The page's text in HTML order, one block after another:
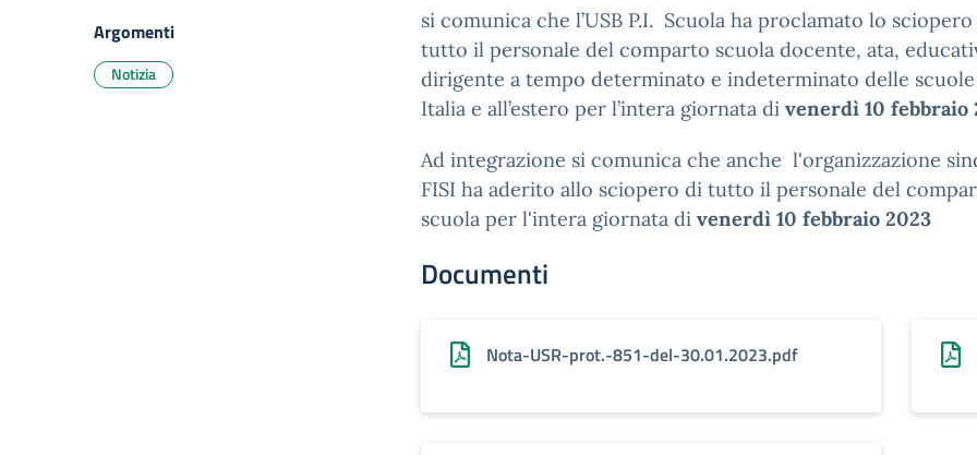
si comunica che l’USB P.I. Scuola ha proclamato lo
tutto il personale del comparto scuola docente, ata,
dirigente a tempo determinato e indeterminato delle
Italia e all’estero per l’intera giornata di venerdì 10 febbraio
Ad integrazione si comunica che anche l'organizzazione
FISI ha aderito allo sciopero di tutto il personale del
scuola per l'intera giornata di venerdì 10 febbraio 2023
Documenti
Nota-USR-prot.-851-del-30.01.2023.pdf
Argomenti
Notizia